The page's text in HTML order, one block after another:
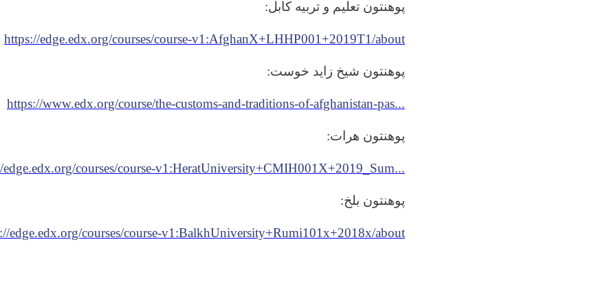
پوهنتون تعلیم و تربیه کابل:
https://edge.edx.org/courses/course-v1:AfghanX+LHHP001+2019T1/about
پوهنتون شیخ زاید خوست:
https://www.edx.org/course/the-customs-and-traditions-of-afghanistan-pas...
پوهنتون هرات:
edge.edx.org/courses/course-v1:HeratUniversity+CMIH001X+2019_Sum...
پوهنتون بلخ:
edge.edx.org/courses/course-v1:BalkhUniversity+Rumi101x+2018x/about